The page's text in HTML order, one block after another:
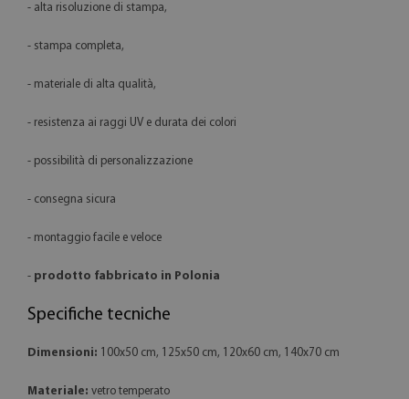
- alta risoluzione di stampa,
- stampa completa,
- materiale di alta qualità,
- resistenza ai raggi UV e durata dei colori
- possibilità di personalizzazione
- consegna sicura
- montaggio facile e veloce
- prodotto fabbricato in Polonia
Specifiche tecniche
Dimensioni: 100x50 cm, 125x50 cm, 120x60 cm, 140x70 cm
Materiale: vetro temperato